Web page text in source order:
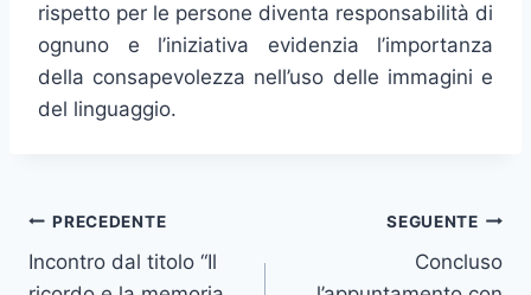
rispetto per le persone diventa responsabilità di
ognuno e l’iniziativa evidenzia l’importanza
della consapevolezza nell’uso delle immagini e
del linguaggio.
Navigazione
articoli
PRECEDENTE
Incontro dal titolo “Il
SEGUENTE
Concluso